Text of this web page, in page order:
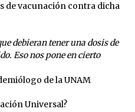
de vacunación contra dicha
debieran tener una dosis de
Eso nos pone en cierto
de la UNAM
Universal?